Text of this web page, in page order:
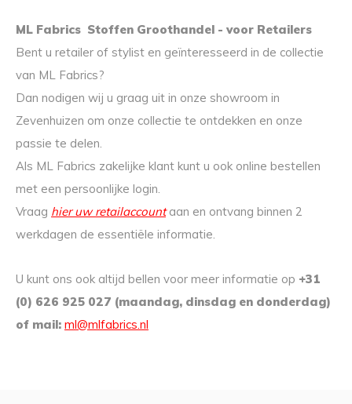
ML Fabrics Stoffen Groothandel - voor Retailers
Bent u retailer of stylist en geïnteresseerd in de collectie
van ML Fabrics?
Dan nodigen wij u graag uit in onze showroom in
Zevenhuizen om onze collectie te ontdekken en onze
passie te delen.
Als ML Fabrics zakelijke klant kunt u ook online bestellen
met een persoonlijke login.
Vraag hier uw retailaccountaan en ontvang binnen 2
werkdagen de essentiële informatie.
U kunt ons ook altijd bellen voor meer informatie op +31
(0) 626 925 027 (maandag, dinsdag en donderdag)
of mail: ml@mlfabrics.nl